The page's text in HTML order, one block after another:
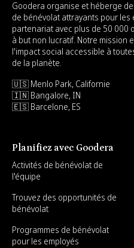
Goodera organise et héberge
de bénévolat attrayants pour les
partenariat avec plus de 50 000
à but non lucratif. Notre mission
l'impact social accessible à
de la planète.
🇺🇸 Menlo Park, Californie
🇮🇳 Bangalore, IN
🇪🇸 Barcelone, ES
Planifiez avec Goodera
Activités de bénévolat de
l'équipe
Trouvez des opportunités de
bénévolat
Programmes de bénévolat
pour les employés